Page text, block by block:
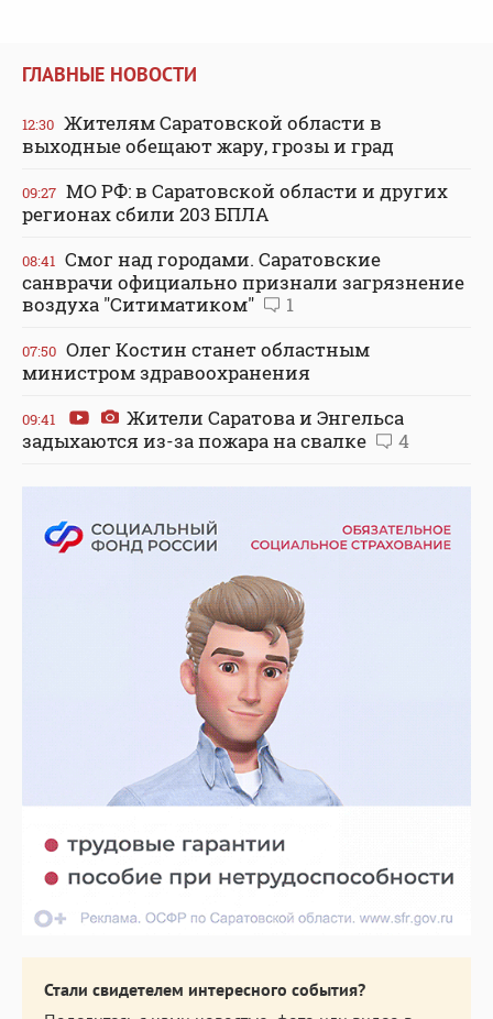
ГЛАВНЫЕ НОВОСТИ
12:30 Жителям Саратовской области в
выходные обещают жару, грозы и град
09:27 МО РФ: в Саратовской области и других
регионах сбили 203 БПЛА
08:41 Смог над городами. Саратовские
санврачи официально признали загрязнение
воздуха "Ситиматиком"
1
07:50 Олег Костин станет областным
министром здравоохранения
09:41
Жители Саратова и Энгельса
задыхаются из-за пожара на свалке
4
Стали свидетелем интересного события?